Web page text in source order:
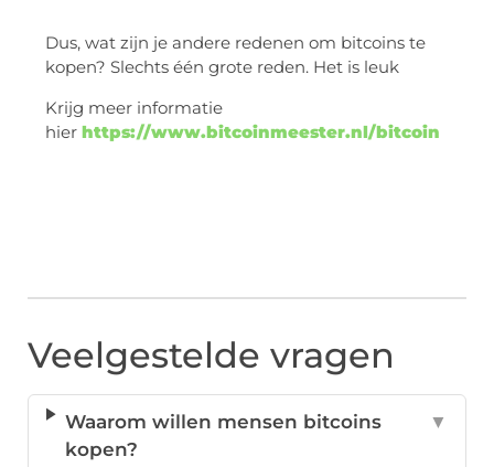
Dus, wat zijn je andere redenen om bitcoins te
kopen? Slechts één grote reden. Het is leuk
Krijg meer informatie
hier https://www.bitcoinmeester.nl/bitcoin
Veelgestelde vragen
Waarom willen mensen bitcoins
kopen?
▼